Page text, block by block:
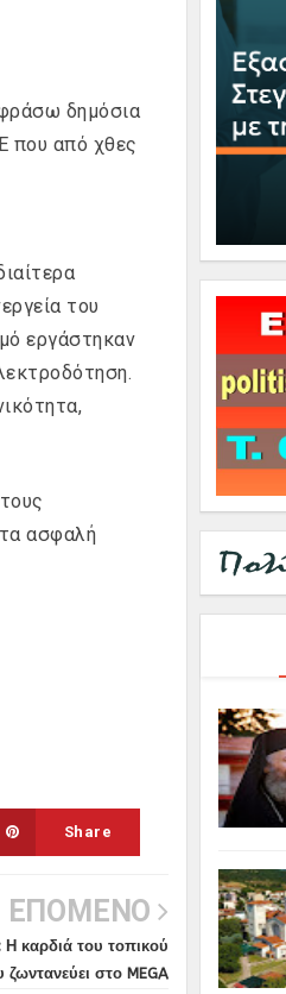
δημόσια
που από χθες
του
εργάστηκαν
ασφαλή
Share
ΕΠΟΜΕΝΟ
Η καρδιά του τοπικού
στο MEGA